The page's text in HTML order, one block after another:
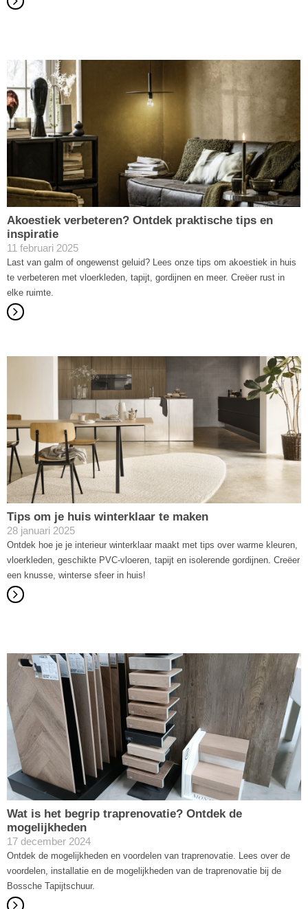
Akoestiek verbeteren? Ontdek praktische tips en
inspiratie
11 februari 2025
Last van galm of ongewenst geluid? Lees onze tips om akoestiek in huis
te verbeteren met vloerkleden, tapijt, gordijnen en meer. Creëer rust in
elke ruimte.
Tips om je huis winterklaar te maken
28 januari 2025
Ontdek hoe je je interieur winterklaar maakt met tips over warme kleuren,
vloerkleden, geschikte PVC-vloeren, tapijt en isolerende gordijnen. Creëer
een knusse, winterse sfeer in huis!
Wat is het begrip traprenovatie? Ontdek de
mogelijkheden
17 december 2024
Ontdek de mogelijkheden en voordelen van traprenovatie. Lees over de
voordelen, installatie en de mogelijkheden van de traprenovatie bij de
Bossche Tapijtschuur.